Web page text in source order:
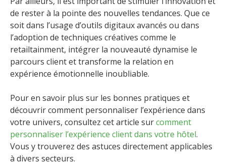
de rester à la pointe des nouvelles tendances. Que ce
soit dans l’usage d’outils digitaux avancés ou dans
l’adoption de techniques créatives comme le
retailtainment, intégrer la nouveauté dynamise le
parcours client et transforme la relation en
expérience émotionnelle inoubliable.
Pour en savoir plus sur les bonnes pratiques et
découvrir comment personnaliser l’expérience dans
votre univers, consultez cet article surcomment
personnaliser l’expérience client dans votre hôtel.
Vous y trouverez des astuces directement applicables
à divers secteurs.